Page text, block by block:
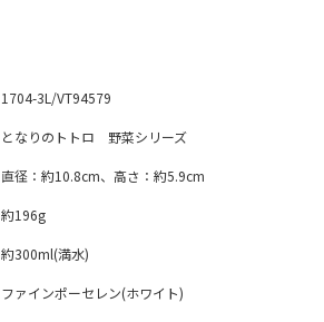
1704-3L/VT94579
となりのトトロ 野菜シリーズ
直径：約10.8cm、高さ：約5.9cm
約196g
約300ml(満水)
ファインポーセレン(ホワイト)